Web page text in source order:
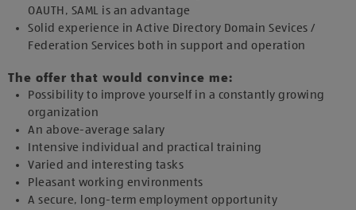
OAUTH, SAML is an advantage
Solid experience in Active Directory Domain Sevices /
Federation Services both in support and operation
The offer that would convince me:
Possibility to improve yourself in a constantly growing
organization
An above-average salary
Intensive individual and practical training
Varied and interesting tasks
Pleasant working environments
A secure, long-term employment opportunity